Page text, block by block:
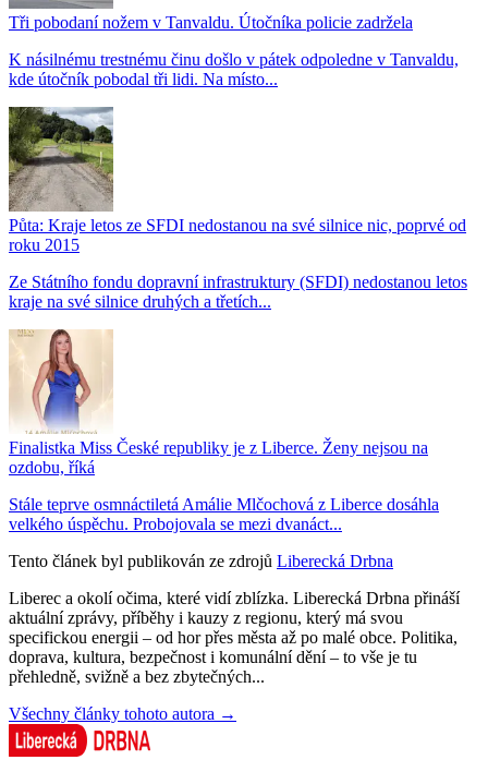
Tři pobodaní nožem v Tanvaldu. Útočníka policie zadržela
K násilnému trestnému činu došlo v pátek odpoledne v Tanvaldu,
kde útočník pobodal tři lidi. Na místo...
Půta: Kraje letos ze SFDI nedostanou na své silnice nic, poprvé od
roku 2015
Ze Státního fondu dopravní infrastruktury (SFDI) nedostanou letos
kraje na své silnice druhých a třetích...
Finalistka Miss České republiky je z Liberce. Ženy nejsou na
ozdobu, říká
Stále teprve osmnáctiletá Amálie Mlčochová z Liberce dosáhla
velkého úspěchu. Probojovala se mezi dvanáct...
Tento článek byl publikován ze zdrojů Liberecká Drbna
Liberec a okolí očima, které vidí zblízka. Liberecká Drbna přináší
aktuální zprávy, příběhy i kauzy z regionu, který má svou
specifickou energii – od hor přes města až po malé obce. Politika,
doprava, kultura, bezpečnost i komunální dění – to vše je tu
přehledně, svižně a bez zbytečných...
Všechny články tohoto autora →